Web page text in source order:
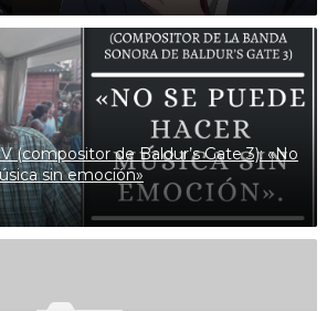
(compositor de Baldur’s Gate 3): «No
sin emoción»